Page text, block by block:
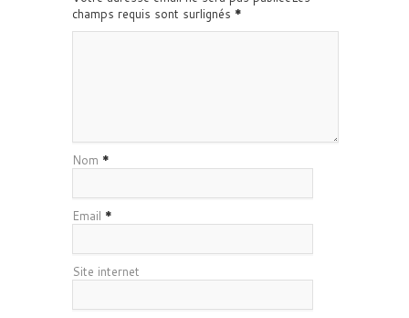
champs requis sont surlignés *
Nom *
Email *
Site internet